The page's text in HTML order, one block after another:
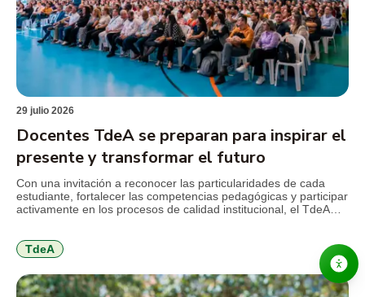
29 julio 2026
Docentes TdeA se preparan para inspirar el
presente y transformar el futuro
Con una invitación a reconocer las particularidades de cada
estudiante, fortalecer las competencias pedagógicas y participar
activamente en los procesos de calidad institucional, el TdeA
docentes nuevos y antiguos alrededor de los principales retos
que plantea […]
TdeA